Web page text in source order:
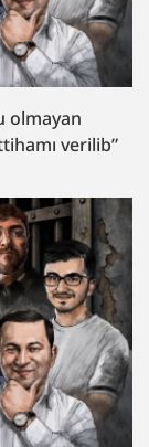
olmayan
verilib”